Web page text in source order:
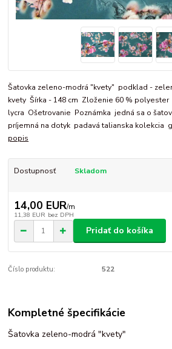
Šatovka zeleno-modrá "kvety" podklad -
kvety Šírka - 148 cm Zloženie 60 % polyester
lycra Ošetrovanie Poznámka jedná sa o
príjemná na dotyk padavá talianska kolekcia
popis
Dostupnosť Skladom
14,00 EUR/m
11,38 EUR bez DPH
Pridať do košíka
Číslo produktu: 522
Kompletné špecifikácie
Šatovka zeleno-modrá "kvety"